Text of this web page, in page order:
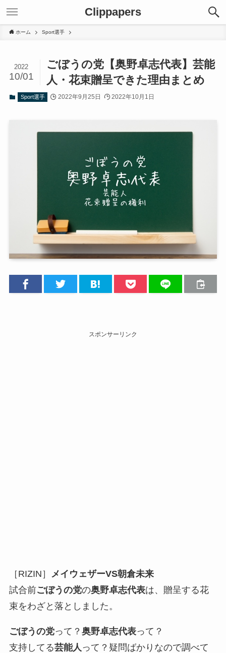
Clippapers
ホーム Sport選手
ごぼうの党【奥野卓志代表】芸能
人・花束贈呈できた理由まとめ
2022
10/01
Sport選手 2022年9月25日 2022年10月1日
スポンサーリンク
［RIZIN］ メイウェザーVS朝倉未来
試合前ごぼうの党の奥野卓志代表は、贈呈する花
束をわざと落としました。
ごぼうの党って？ 奥野卓志代表って？
支持してる芸能人 って？疑問ばかりなので調べて